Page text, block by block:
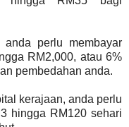
perlu membayar
RM2,000, atau 6%
pembedahan anda.
kerajaan, anda perlu
hingga RM120 sehari